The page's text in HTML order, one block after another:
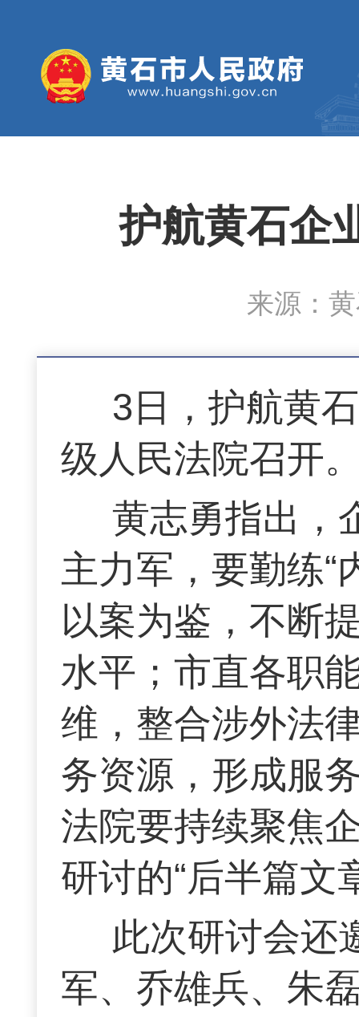
护航黄石企
来源：
3日，护航黄
级人民法院召开
黄志勇指出，
主力军，要勤练“
以案为鉴，不断
水平；市直各职
维，整合涉外法
务资源，形成服
法院要持续聚焦
研讨的“后半篇文
此次研讨会还
军、乔雄兵、朱